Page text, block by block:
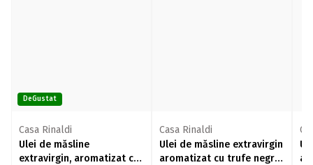
DeGustat
Casa Rinaldi
Ulei de măsline
extravirgin, aromatizat cu
Casa Rinaldi
Ulei de măsline extravirgin
aromatizat cu trufe negre